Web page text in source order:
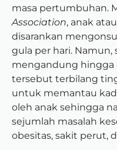
masa pertumbuhan.
Association, anak
disarankan
gula per hari.
mengandung hingga
tersebut terbilang
untuk memantau
oleh anak sehingga
sejumlah masalah
obesitas, sakit perut,